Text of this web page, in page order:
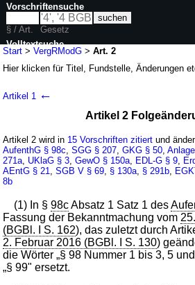
Start >VergRModG >Art. 2
Hier klicken fürTitel, Fundstelle, Änderungen
(VergRModG)
G. v. 17.02.2016BGBl. I S. 203(Nr. 8);
sieheArtikel 3
16 Änderungen
| Drucksachen / Entwurf /
wird in 20 Vorschriften zitiert
Artikel 1 ←
Artikel 2
Artikel 2 wird in 15 Vorschriften zitiert und
AufenthG § 98c ,SGG § 207 ,GKG § 50 ,
271a UKlaG § 3 ,GewO § 150a EDL-G § 9
AEntG § 21 ,SGB V § 69 § 130a § 291b
8b
(1) In §98cAbsatz 1 Satz 1 des
Fassung der Bekanntmachung vom
(BGBl. I S. 162), das zuletzt durch
2. Februar 2016 (BGBl. I S. 130)
die Wörter „§ 98 Nummer 1 bis 3, 5
„§ 99" ersetzt.
Vorschriftensuche
§ / Art.
Gesetz
Volltextsuche
nur in VergRModG